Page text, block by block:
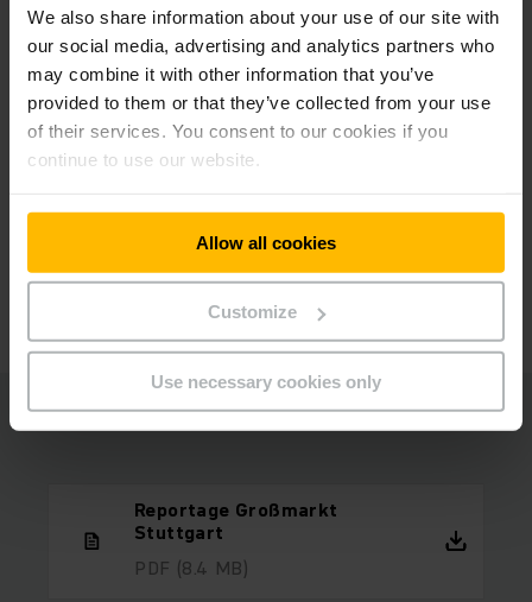
We also share information about your use of our site with
our social media, advertising and analytics partners who
may combine it with other information that you’ve
provided to them or that they’ve collected from your use
of their services. You consent to our cookies if you
continue to use our website.
Allow all cookies
Customize
Use necessary cookies only
THOMAS LEHMANN
GESCHÄFTSFÜHRER DER MÄRKTE STUTTGART
GMBH
"Die Service-Werkstatt auf dem
Gelände ist gut für die Händler. Denn
ein direktes Zusammenspiel mit
einem Premiumanbieter von
Transport-Logistik, das hervorragend
Reportage Großmarkt
Stuttgart
PDF (8.4 MB)